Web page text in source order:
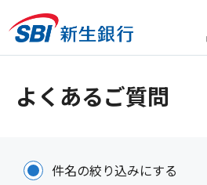
よくあるご質問
件名の絞り込みにする